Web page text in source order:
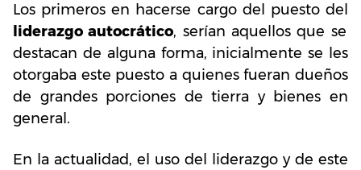
Los primeros en hacerse cargo del puesto del
liderazgo autocrático, serían aquellos que se
destacan de alguna forma, inicialmente se les
otorgaba este puesto a quienes fueran dueños
de grandes porciones de tierra y bienes en
general.
En la actualidad, el uso del liderazgo y de este